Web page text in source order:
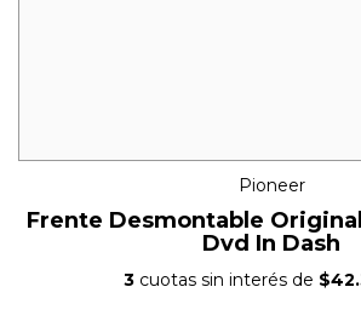
Pioneer
Frente Desmontable
Dvd In Dash
3cuotas sin interés de